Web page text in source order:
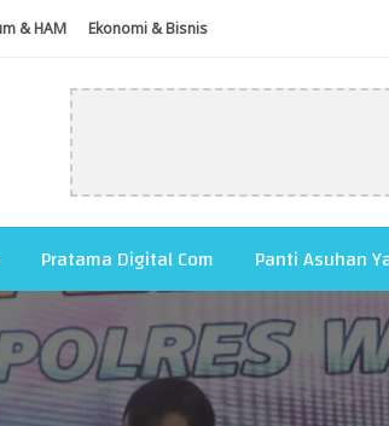
& HAM Ekonomi & Bisnis
Pratama Digital Com Panti Asuhan